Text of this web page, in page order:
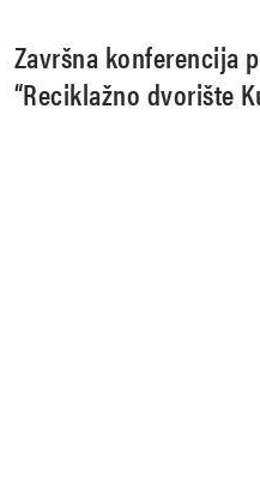
Završna konferencija
“Reciklažno dvorište